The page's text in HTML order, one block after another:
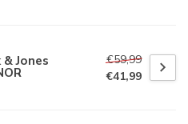
& Jones
€59,99
€41,99